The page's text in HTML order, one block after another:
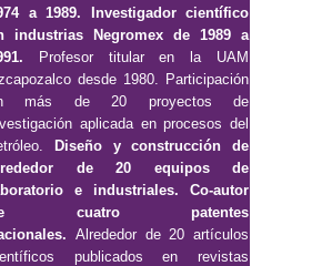
a 1989. Investigador científico
industrias Negromex de 1989 a
Profesor titular en la UAM
desde 1980. Participación
más de 20 proyectos de
aplicada en procesos del
Diseño y construcción de
de 20 equipos de
e industriales. Co-autor
cuatro patentes
Alrededor de 20 artículos
publicados en revistas